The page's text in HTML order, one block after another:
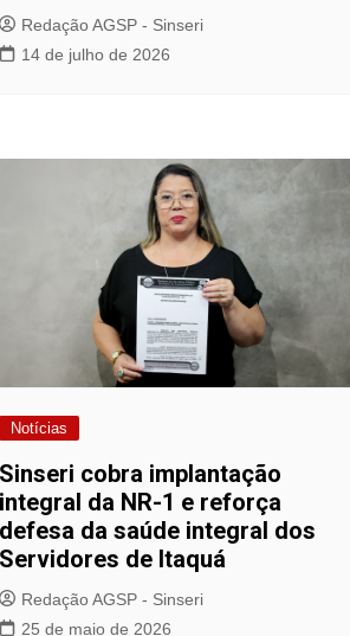
Redação AGSP - Sinseri
14 de julho de 2026
Notícias
Sinseri cobra implantação
integral da NR-1 e reforça
defesa da saúde integral dos
Servidores de Itaquá
Redação AGSP - Sinseri
25 de maio de 2026